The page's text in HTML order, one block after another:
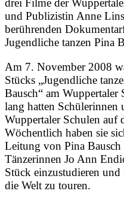
drei Filme der
und Publizistin Anne
berührenden
Jugendliche tanzen Pina
Am 7. November 2008
Stücks „Jugendliche
Bausch“ am Wuppertaler
lang hatten Schülerinnen
Wuppertaler Schulen auf
Wöchentlich haben sie
Leitung von Pina
Tänzerinnen Jo Ann
Stück einzustudieren
die Welt zu touren.